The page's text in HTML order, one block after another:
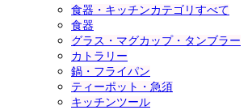
食器・キッチンカテゴリすべて
食器
グラス・マグカップ・タンブラー
カトラリー
鍋・フライパン
ティーポット・急須
キッチンツール